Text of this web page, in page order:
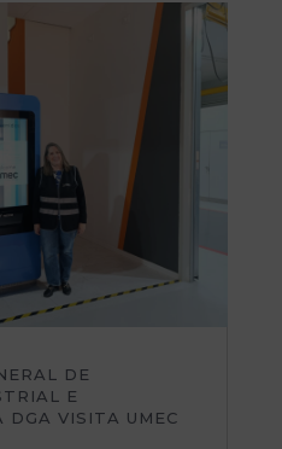
DE
E
DGA VISITA UMEC